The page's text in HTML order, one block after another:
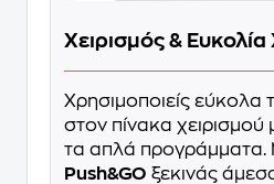
Χειρισμός &
Χρησιμοποιείς εύκολα
στον πίνακα
τα απλά προγράμματα.
Push&GO ξεκινάς